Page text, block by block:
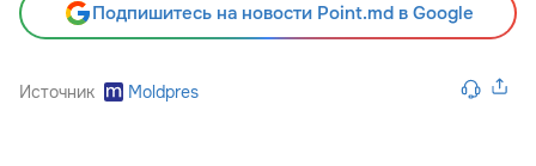
Подпишитесь на новости Point.md в Google
Источник Moldpres